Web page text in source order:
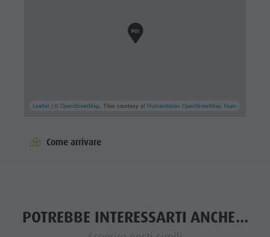
Leaflet | ©OpenStreetMap, Tiles courtesy of Humanitarian OpenStreetMap Team
Come arrivare
POTREBBE INTERESSARTI ANCHE...